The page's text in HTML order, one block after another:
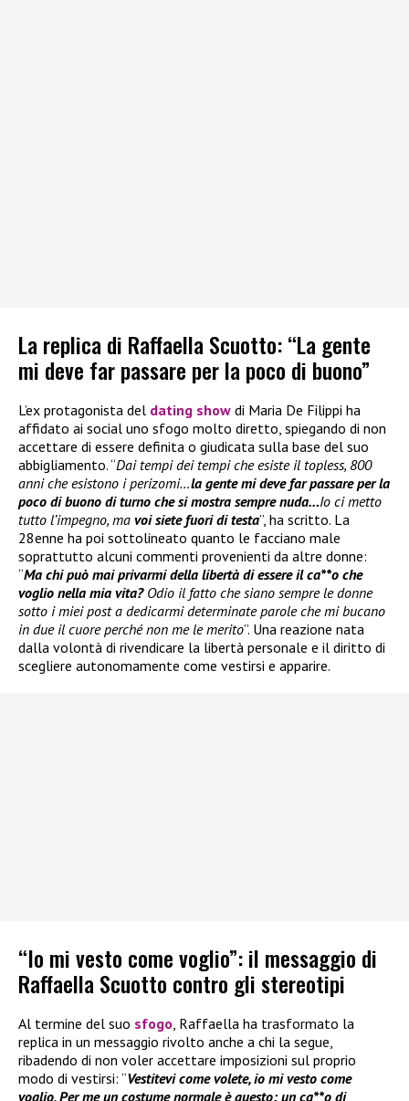
La replica di Raffaella Scuotto: “La gente
mi deve far passare per la poco di buono”
L’ex protagonista del dating show di Maria De Filippi ha
affidato ai social uno sfogo molto diretto, spiegando di non
accettare di essere definita o giudicata sulla base del suo
abbigliamento. “Dai tempi dei tempi che esiste il topless, 800
anni che esistono i perizomi…la gente mi deve far passare per la
poco di buono di turno che si mostra sempre nuda…Io ci metto
tutto l’impegno, ma voi siete fuori di testa”, ha scritto. La
28enne ha poi sottolineato quanto le facciano male
soprattutto alcuni commenti provenienti da altre donne:
“Ma chi può mai privarmi della libertà di essere il ca**o che
voglio nella mia vita? Odio il fatto che siano sempre le donne
sotto i miei post a dedicarmi determinate parole che mi bucano
in due il cuore perché non me le merito”. Una reazione nata
dalla volontà di rivendicare la libertà personale e il diritto di
scegliere autonomamente come vestirsi e apparire.
“Io mi vesto come voglio”: il messaggio di
Raffaella Scuotto contro gli stereotipi
Al termine del suo sfogo, Raffaella ha trasformato la
replica in un messaggio rivolto anche a chi la segue,
ribadendo di non voler accettare imposizioni sul proprio
modo di vestirsi: “Vestitevi come volete, io mi vesto come
voglio, Per me un costume normale è questo: un ca**o di